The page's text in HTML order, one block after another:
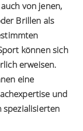
von jenen,
Brillen als
können sich
erweisen.
eine
und
spezialisierten